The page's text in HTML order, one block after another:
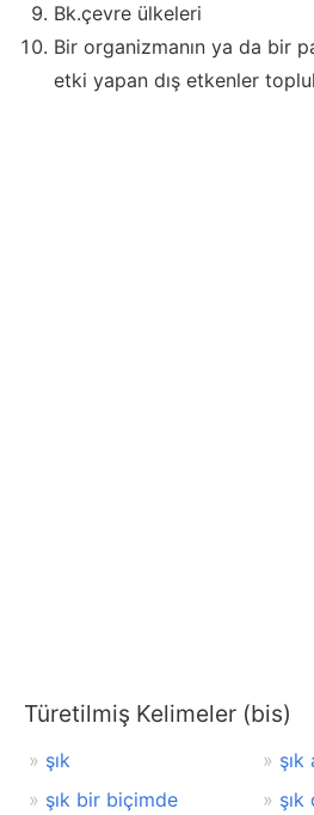
Bk.çevre ülkeleri
Bir organizmanın ya da bir
etki yapan dış etkenler
Türetilmiş Kelimeler (bis)
şık
şık
şık bir biçimde
şık